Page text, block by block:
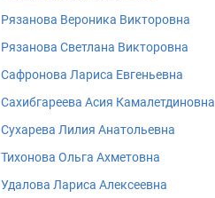
Рязанова Вероника Викторовна
Рязанова Светлана Викторовна
Сафронова Лариса Евгеньевна
Сахибгареева Асия Камалетдиновна
Сухарева Лилия Анатольевна
Тихонова Ольга Ахметовна
Удалова Лариса Алексеевна